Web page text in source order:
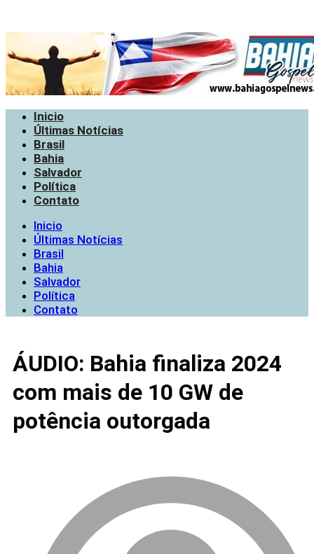
Inicio
Últimas Notícias
Brasil
Bahia
Salvador
Política
Contato
Inicio
Últimas Notícias
Brasil
Bahia
Salvador
Política
Contato
ÁUDIO: Bahia finaliza 2024
com mais de 10 GW de
potência outorgada